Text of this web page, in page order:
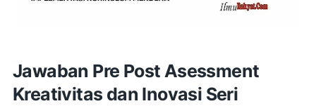
Jawaban Pre Post Asessment
Kreativitas dan Inovasi Seri